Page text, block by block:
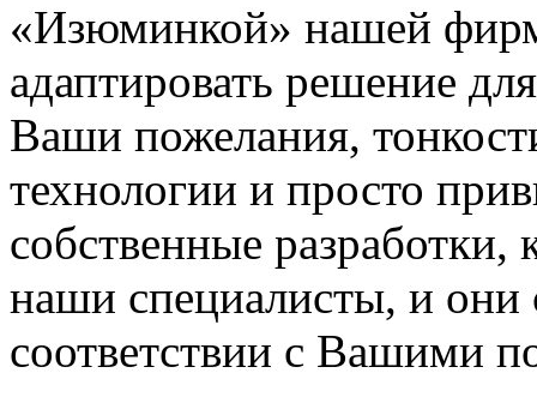
«Изюминкой» нашей
адаптировать решение
Ваши пожелания,
технологии и просто
собственные
наши специалисты, и они
соответствии с Вашими